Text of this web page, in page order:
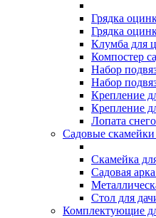
Грядка
Грядка
Клумба для
Компостер
Набор
Набор
Крепление
Крепление
Лопата
Садовые
Скамейка
Садовая
Стол для
Комплектующие